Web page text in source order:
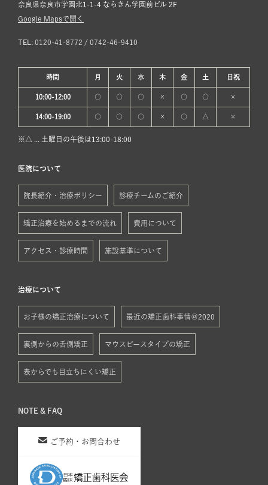
奈良県奈良市学園北1-1-4 ならきん学園前ビル 2F
Google Mapsで開く
TEL: 0120-41-8772 / 0742-46-9410
時間 月 火 水 木 金 土 日 祝
10:00-12:00 ○ ○ ○ × ○ ○ ×
14:00-19:00 ○ ○ ○ × ○ △ ×
※△ ... 土曜日の午後は13:00-18:00
医院について
院長紹介・治療ポリシー 診療チームのご紹介
矯正治療を始めるまでの流れ 費用について
アクセス・診療時間 施設基準について
治療について
お子様の矯正治療について 最近の矯正歯科事情＠2020
裏側からの舌側矯正 マウスピースタイプの矯正
表からでも目立ちにくい矯正
NOTE & FAQ
ご予約・お問合わせ